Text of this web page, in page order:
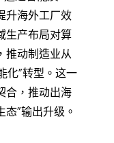
升海外工厂效
生产布局对算
推动制造业从
化”转型。这一
合，推动出海
态”输出升级。